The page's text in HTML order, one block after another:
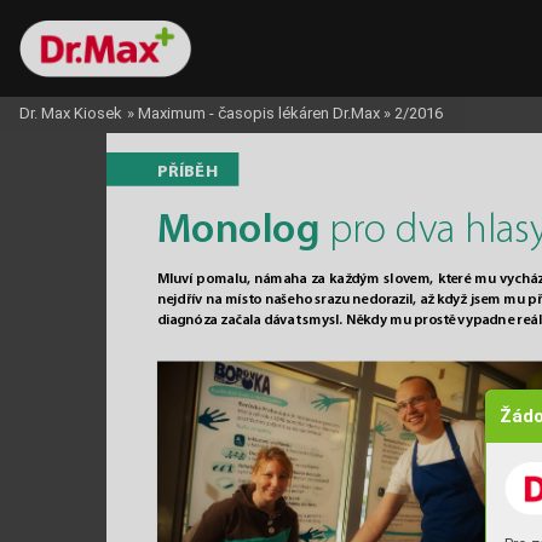
PŘÍBĚH
Monolog pro dva
Mluví pomalu, námaha za každým slovem, které mu
nejdřív na místo našeho srazu nedorazil, až když jsem mu
diagnóza začala dávat smysl. Někdy mu prostě vypadne
Dr. Max Kiosek » Maximum - časopis lékáren Dr.Max » 2/2016